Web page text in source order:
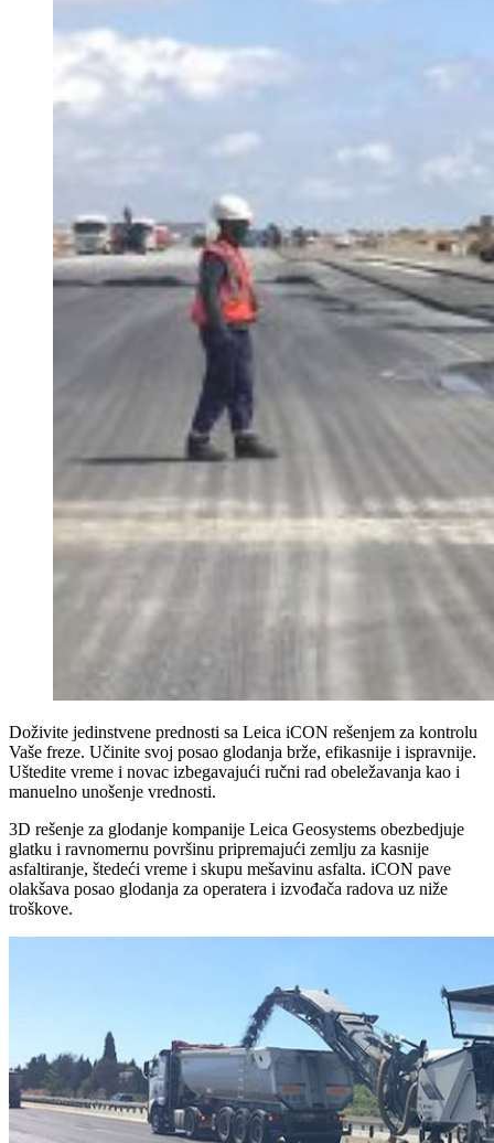
Doživite jedinstvene prednosti sa Leica iCON rešenjem za kontrolu
Vaše freze. Učinite svoj posao glodanja brže, efikasnije i ispravnije.
Uštedite vreme i novac izbegavajući ručni rad obeležavanja kao i
manuelno unošenje vrednosti.
3D rešenje za glodanje kompanije Leica Geosystems obezbedjuje
glatku i ravnomernu površinu pripremajući zemlju za kasnije
asfaltiranje, štedeći vreme i skupu mešavinu asfalta. iCON pave
olakšava posao glodanja za operatera i izvođača radova uz niže
troškove.